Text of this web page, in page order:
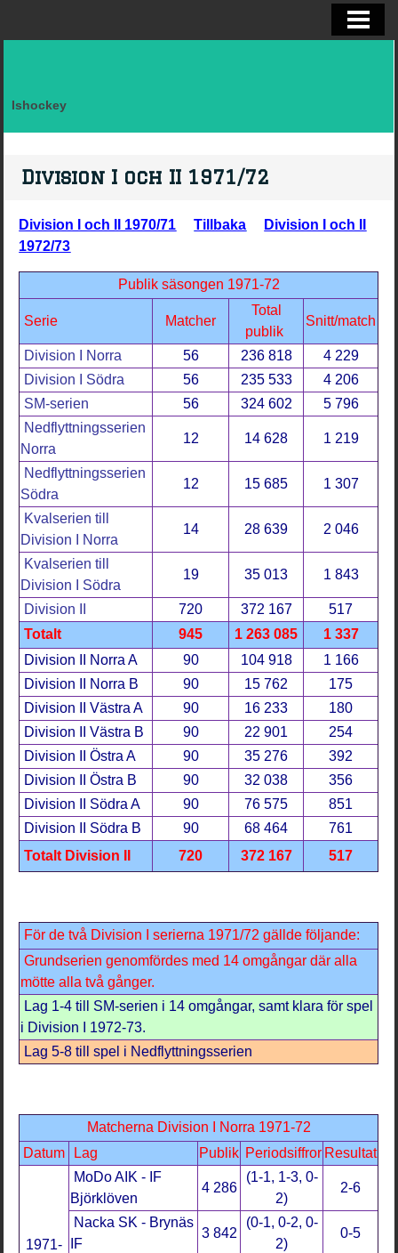
BRYNÄS IF DAM
Ishockey
Division I och II 1971/72
Division I och II 1970/71 Tillbaka
Division I och II
1972/73
Publik säsongen 1971-72
Serie Matcher
Total
publik
Snitt/match
Division I Norra 56 236 818
4 229
Division I Södra
56 235 533
4 206
SM-serien
56 324 602
5 796
Nedflyttningsserien
Norra
12 14 628 1 219
Nedflyttningsserien
Södra
12 15 685 1 307
Kvalserien till
Division I Norra
14 28 639 2 046
Kvalserien till
Division I Södra
19 35 013 1 843
Division II 720 372 167
517
Totalt
945 1 263 085
1 337
Division II Norra A
90 104 918
1 166
Division II Norra B
90 15 762
175
Division II Västra A
90 16 233
180
Division II Västra B
90 22 901
254
Division II Östra A
90 35 276
392
Division II Östra B
90 32 038
356
Division II Södra A
90 76 575
851
Division II Södra B
90 68 464
761
Totalt Division II
720 372 167 517
För de två Division I serierna 1971/72 gällde följande:
Grundserien genomfördes med 14 omgångar där alla
mötte alla två gånger.
Lag 1-4 till SM-serien i 14 omgångar, samt klara för spel
i Division I 1972-73.
Lag 5-8 till spel i Nedflyttningsserien
Matcherna Division I Norra 1971-72
Datum
Lag Publik Periodsiffror Resultat
1971-
MoDo AIK - IF
Björklöven
4 286
(1-1, 1-3, 0-
2)
2-6
Nacka SK - Brynäs
IF
3 842
(0-1, 0-2, 0-
2)
0-5